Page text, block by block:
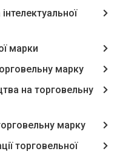
марки
марку
на торговельну
марку
торговельної